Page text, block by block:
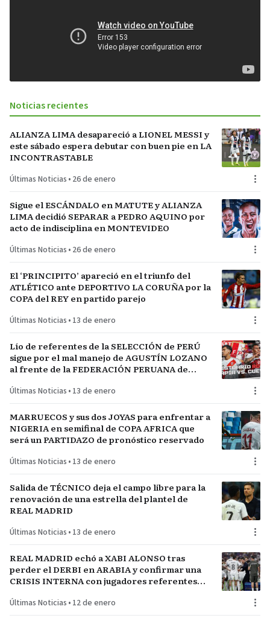
Noticias recientes
ALIANZA LIMA desapareció a LIONEL MESSI y
este sábado espera debutar con buen pie en LA
INCONTRASTABLE
Últimas Noticias • 26 de enero
Sigue el ESCÁNDALO en MATUTE y ALIANZA
LIMA decidió SEPARAR a PEDRO AQUINO por
acto de indisciplina en MONTEVIDEO
Últimas Noticias • 26 de enero
El ‘PRINCIPITO’ apareció en el triunfo del
ATLÉTICO ante DEPORTIVO LA CORUÑA por la
COPA del REY en partido parejo
Últimas Noticias • 13 de enero
Lío de referentes de la SELECCIÓN de PERÚ
sigue por el mal manejo de AGUSTÍN LOZANO
al frente de la FEDERACIÓN PERUANA de
Últimas Noticias • 13 de enero
MARRUECOS y sus dos JOYAS para enfrentar a
NIGERIA en semifinal de COPA AFRICA que
será un PARTIDAZO de pronóstico reservado
Últimas Noticias • 13 de enero
Salida de TÉCNICO deja el campo libre para la
renovación de una estrella del plantel de
REAL MADRID
Últimas Noticias • 13 de enero
REAL MADRID echó a XABI ALONSO tras
perder el DERBI en ARABIA y confirmar una
CRISIS INTERNA con jugadores referentes
Últimas Noticias • 12 de enero